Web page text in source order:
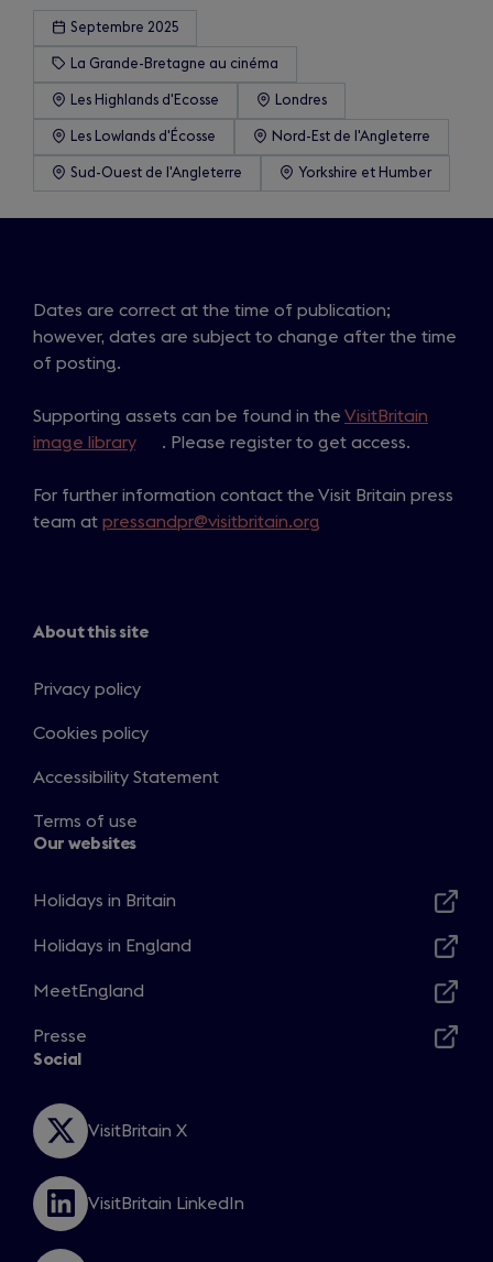
Septembre 2025
La Grande-Bretagne au cinéma
Les Highlands d'Ecosse Londres
Les Lowlands d'Écosse Nord-Est de l'Angleterre
Sud-Ouest de l'Angleterre Yorkshire et Humber
Dates are correct at the time of publication;
however, dates are subject to change after the time
of posting.
Supporting assets can be found in the VisitBritain
image library(
p
e
n
w
a
. Please register to get access.
For further information contact the Visit Britain press
team at pressandpr@visitbritain.org
About this site
Privacy policy
Cookies policy
Accessibility Statement
Terms of use
Our websites
Holidays in Britain
in
new
Holidays in England
in
new
window
MeetEngland
in
a
window
Presse
Opens
new
window
Social
VisitBritain X
Opens
a
new
window
VisitBritain LinkedIn
Opens
a